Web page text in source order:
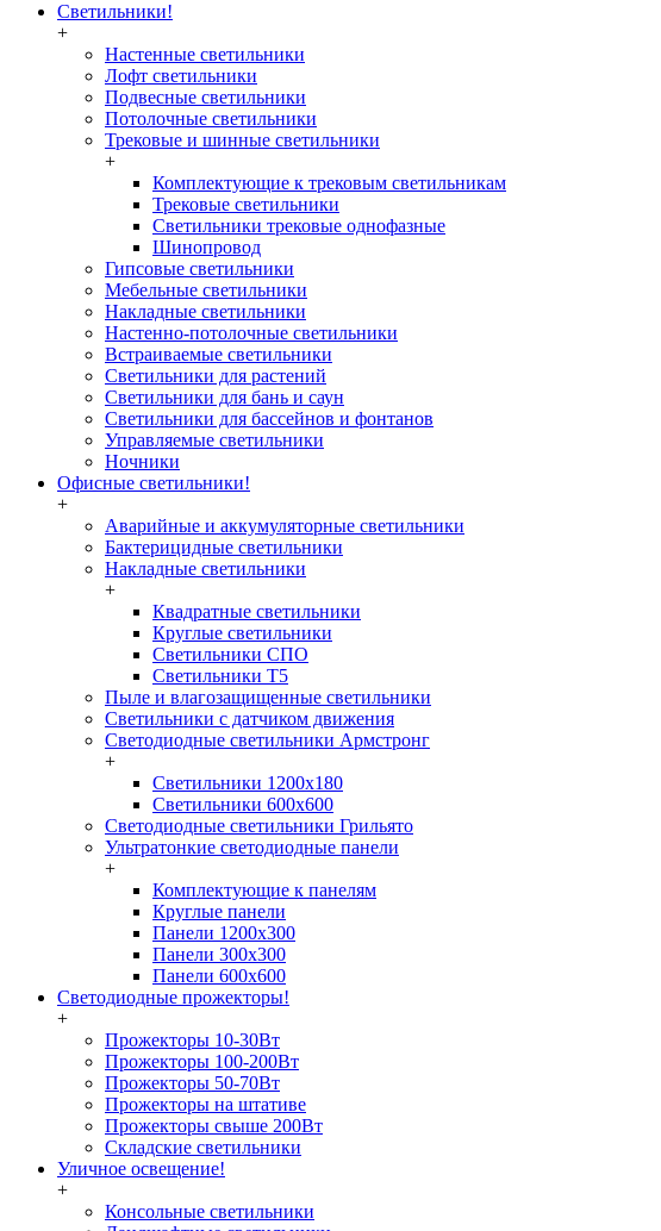
Светильники!
+
Настенные светильники
Лофт светильники
Подвесные светильники
Потолочные светильники
Трековые и шинные светильники
+
Комплектующие к трековым светильникам
Трековые светильники
Светильники трековые однофазные
Шинопровод
Гипсовые светильники
Мебельные светильники
Накладные светильники
Настенно-потолочные светильники
Встраиваемые светильники
Светильники для растений
Светильники для бань и саун
Светильники для бассейнов и фонтанов
Управляемые светильники
Ночники
Офисные светильники!
+
Аварийные и аккумуляторные светильники
Бактерицидные светильники
Накладные светильники
+
Квадратные светильники
Круглые светильники
Светильники СПО
Светильники Т5
Пыле и влагозащищенные светильники
Светильники с датчиком движения
Светодиодные светильники Армстронг
+
Светильники 1200х180
Светильники 600х600
Светодиодные светильники Грильято
Ультратонкие светодиодные панели
+
Комплектующие к панелям
Круглые панели
Панели 1200х300
Панели 300х300
Панели 600х600
Светодиодные прожекторы!
+
Прожекторы 10-30Вт
Прожекторы 100-200Вт
Прожекторы 50-70Вт
Прожекторы на штативе
Прожекторы свыше 200Вт
Складские светильники
Уличное освещение!
+
Консольные светильники